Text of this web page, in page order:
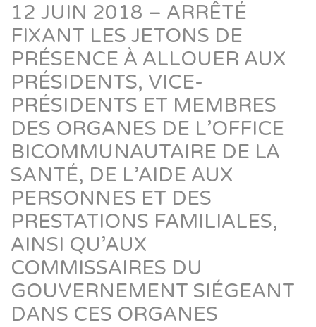
12 JUIN 2018 – ARRÊTÉ
FIXANT LES JETONS DE
PRÉSENCE À ALLOUER AUX
PRÉSIDENTS, VICE-
PRÉSIDENTS ET MEMBRES
DES ORGANES DE L’OFFICE
BICOMMUNAUTAIRE DE LA
SANTÉ, DE L’AIDE AUX
PERSONNES ET DES
PRESTATIONS FAMILIALES,
AINSI QU’AUX
COMMISSAIRES DU
GOUVERNEMENT SIÉGEANT
DANS CES ORGANES